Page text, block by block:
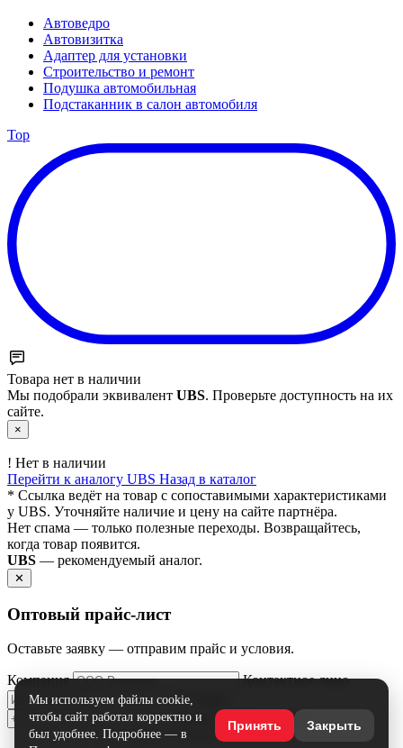
Автоведро
Автовизитка
Адаптер для установки
Строительство и ремонт
Подушка автомобильная
Подстаканник в салон автомобиля
Top
Товара нет в наличии
Мы подобрали эквивалент UBS. Проверьте доступность на их
сайте.
×
! Нет в наличии
Перейти к аналогу UBS Назад в каталог
* Ссылка ведёт на товар с сопоставимыми характеристиками
у UBS. Уточняйте наличие и цену на сайте партнёра.
Нет спама — только полезные переходы. Возвращайтесь,
когда товар появится.
UBS — рекомендуемый аналог.
Мы используем файлы cookie,
чтобы сайт работал корректно и
был удобнее. Подробнее — в
Принять Закрыть
✕
Оптовый прайс‑лист
Оставьте заявку — отправим прайс и условия.
Компания
Контактное лицо
Телефон
Email